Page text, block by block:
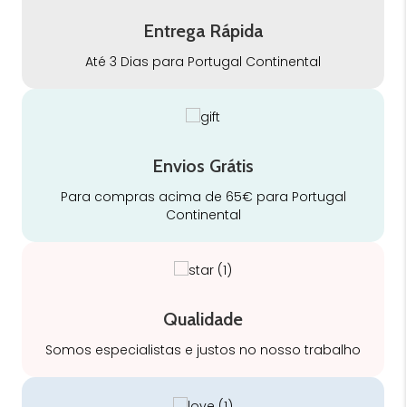
Entrega Rápida
Até 3 Dias para Portugal Continental
Envios Grátis
Para compras acima de 65€ para Portugal
Continental
Qualidade
Somos especialistas e justos no nosso trabalho